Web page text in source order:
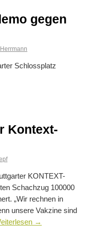
gegen
Schlossplatz
Kontext-
KONTEXT-
Schachzug 100000
„Wir rechnen in
unsere Vakzine sind
→